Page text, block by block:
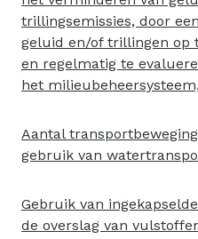
trillingsemissies, door
geluid en/of trillingen op
en regelmatig te
het
Aantal
gebruik van
Gebruik van
de overslag van